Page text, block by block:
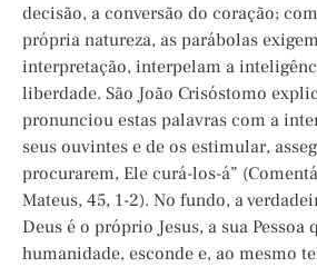
decisão, a conversão do coração;
própria natureza, as parábolas
interpretação, interpelam a
liberdade. São João Crisóstomo
pronunciou estas palavras com a
seus ouvintes e de os estimular,
procurarem, Ele curá-los-á”
Mateus, 45, 1-2). No fundo, a
Deus é o próprio Jesus, a sua Pessoa
humanidade, esconde e, ao mesmo